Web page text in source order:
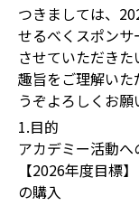
つきましては、
せるべくスポン
させていただきた
趣旨をご理解い
うぞよろしくお願
1.目的
アカデミー活動へ
【2026年度目標
の購入